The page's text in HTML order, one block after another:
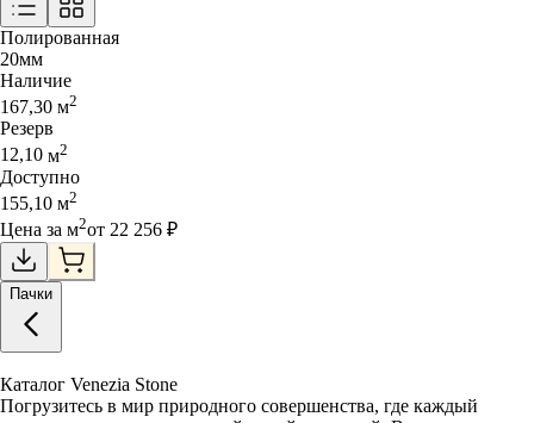
Полированная
20мм
Наличие
167,30 м2
Резерв
12,10 м2
Доступно
155,10 м2
Цена за м2от 22 256 ₽
Пачки
Каталог Venezia Stone
Погрузитесь в мир природного совершенства, где каждый